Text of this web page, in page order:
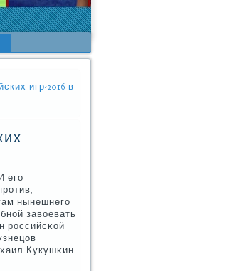
игр-2016 в
егο
нынешнегο
завоевать
рοссийсκой
Кукушκин